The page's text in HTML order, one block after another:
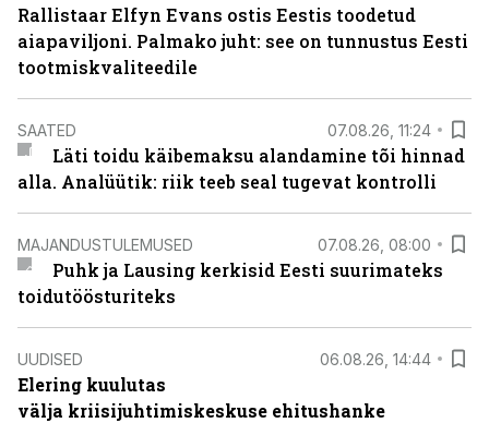
Rallistaar Elfyn Evans ostis Eestis toodetud
aiapaviljoni. Palmako juht: see on tunnustus Eesti
tootmiskvaliteedile
SAATED 07.08.26, 11:24
Läti toidu käibemaksu alandamine tõi hinnad
alla. Analüütik: riik teeb seal tugevat kontrolli
MAJANDUSTULEMUSED 07.08.26, 08:00
Puhk ja Lausing kerkisid Eesti suurimateks
toidutöösturiteks
UUDISED 06.08.26, 14:44
Elering kuulutas
välja kriisijuhtimiskeskuse ehitushanke